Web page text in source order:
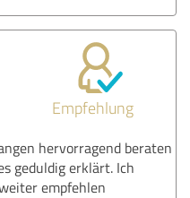
Empfehlung
hervorragend beraten
geduldig erklärt. Ich
empfehlen